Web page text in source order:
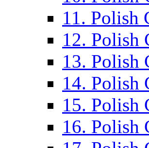
11. Polish
12. Polish
13. Polish
14. Polish
15. Polish
16. Polish